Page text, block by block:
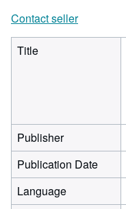
Contact seller
Title
Publisher
Publication Date
Language